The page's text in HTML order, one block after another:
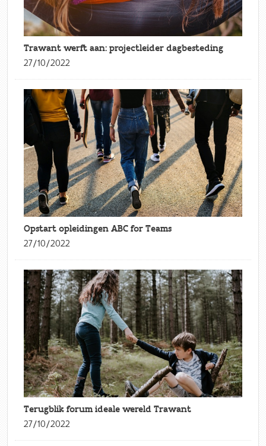
Trawant werft aan: projectleider dagbesteding
27/10/2022
Opstart opleidingen ABC for Teams
27/10/2022
Terugblik forum ideale wereld Trawant
27/10/2022